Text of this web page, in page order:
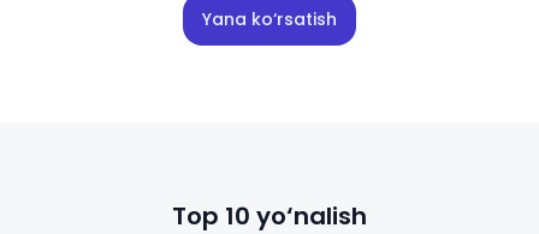
Yana ko‘rsatish
Top 10 yo‘nalish